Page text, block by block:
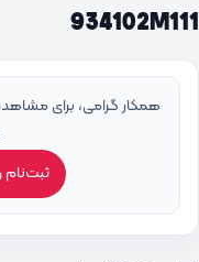
934102M111
همکار گرامی، برای